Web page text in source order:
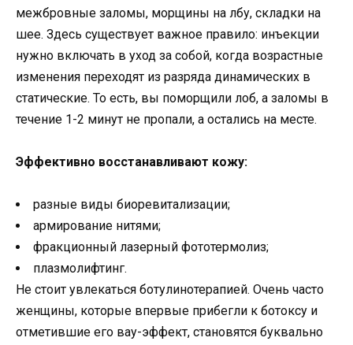
межбровные заломы, морщины на лбу, складки на
шее. Здесь существует важное правило: инъекции
нужно включать в уход за собой, когда возрастные
изменения переходят из разряда динамических в
статические. То есть, вы поморщили лоб, а заломы в
течение 1-2 минут не пропали, а остались на месте.
Эффективно восстанавливают кожу:
разные виды биоревитализации;
армирование нитями;
фракционный лазерный фототермолиз;
плазмолифтинг.
Не стоит увлекаться ботулинотерапией. Очень часто
женщины, которые впервые прибегли к ботоксу и
отметившие его вау-эффект, становятся буквально